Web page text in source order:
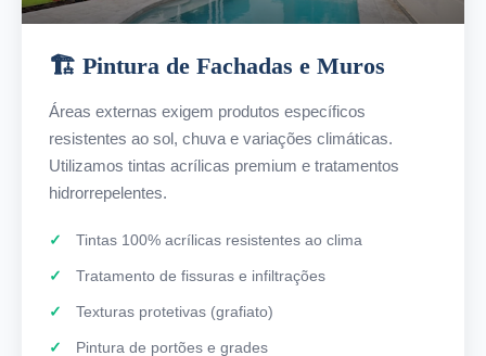
🏗️ Pintura de Fachadas e Muros
Áreas externas exigem produtos específicos
resistentes ao sol, chuva e variações climáticas.
Utilizamos tintas acrílicas premium e tratamentos
hidrorrepelentes.
Tintas 100% acrílicas resistentes ao clima
Tratamento de fissuras e infiltrações
Texturas protetivas (grafiato)
Pintura de portões e grades